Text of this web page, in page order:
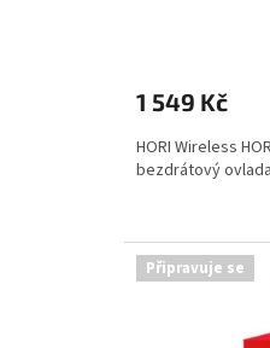
1 549 Kč
HORI Wireless
bezdrátový
Připravuje se